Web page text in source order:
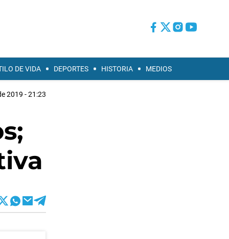
DE VIDA DEPORTES HISTORIA MEDIOS
2019 - 21:23